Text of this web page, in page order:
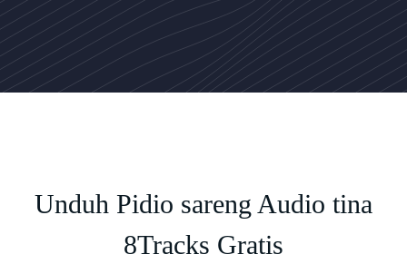
Unduh Pidio sareng Audio tina
8Tracks Gratis